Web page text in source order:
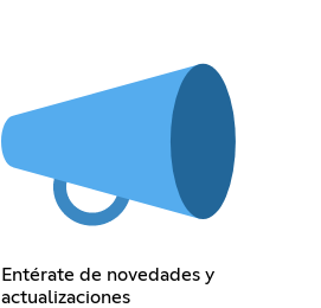
Entérate de novedades y
actualizaciones